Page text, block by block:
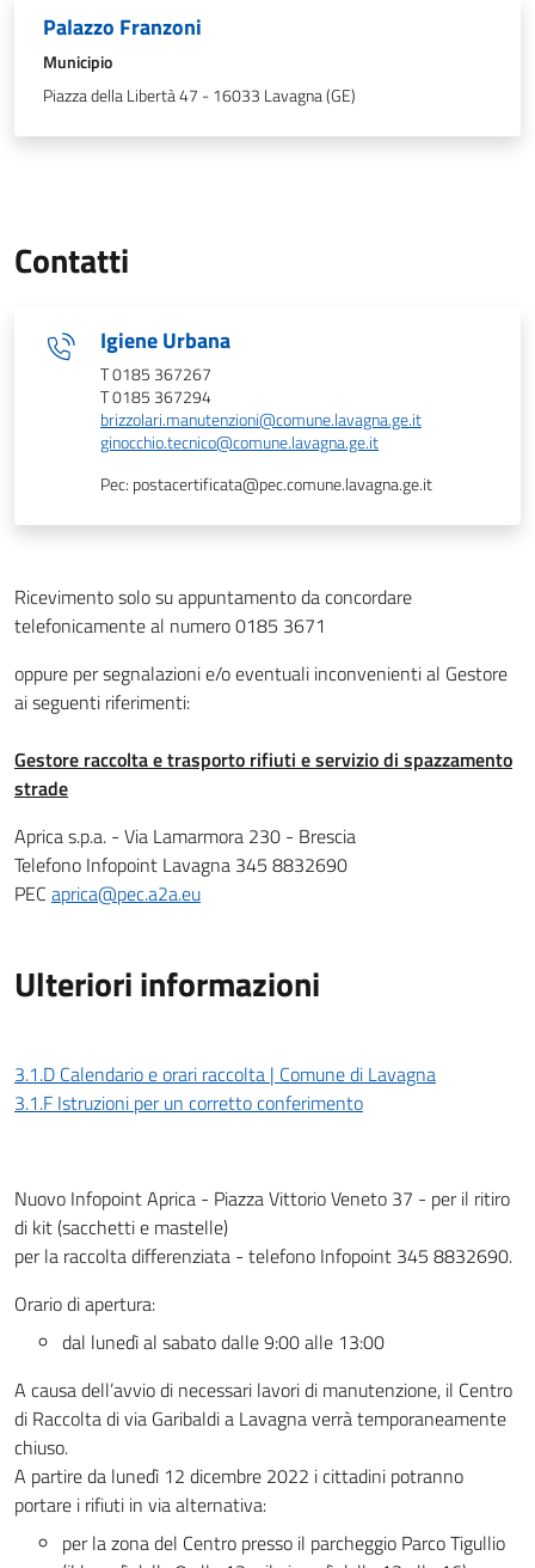
Palazzo Franzoni
Municipio
Piazza della Libertà 47 - 16033 Lavagna (GE)
Contatti
Igiene Urbana
T 0185 367267
T 0185 367294
brizzolari.manutenzioni@comune.lavagna.ge.it
ginocchio.tecnico@comune.lavagna.ge.it
Pec: postacertificata@pec.comune.lavagna.ge.it
Ricevimento solo su appuntamento da concordare
telefonicamente al numero 0185 3671
oppure per segnalazioni e/o eventuali inconvenienti al Gestore
ai seguenti riferimenti:
Gestore raccolta e trasporto rifiuti e servizio di spazzamento
strade
Aprica s.p.a. - Via Lamarmora 230 - Brescia
Telefono Infopoint Lavagna 345 8832690
PEC aprica@pec.a2a.eu
Ulteriori informazioni
3.1.D Calendario e orari raccolta | Comune di Lavagna
3.1.F Istruzioni per un corretto conferimento
Nuovo Infopoint Aprica - Piazza Vittorio Veneto 37 - per il ritiro
di kit (sacchetti e mastelle)
per la raccolta differenziata - telefono Infopoint 345 8832690.
Orario di apertura:
dal lunedì al sabato dalle 9:00 alle 13:00
A causa dell’avvio di necessari lavori di manutenzione, il Centro
di Raccolta di via Garibaldi a Lavagna verrà temporaneamente
chiuso.
A partire da lunedì 12 dicembre 2022 i cittadini potranno
portare i rifiuti in via alternativa:
per la zona del Centro presso il parcheggio Parco Tigullio